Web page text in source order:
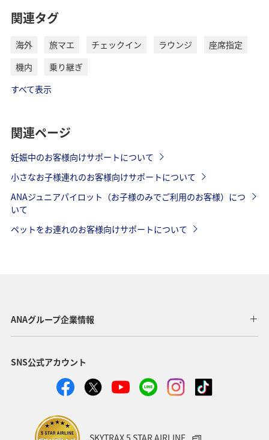
関連タグ
海外 旅マエ チェックイン ラウンジ
座席指定
機内
乗り継ぎ
すべて表示
関連ページ
妊娠中のお客様向けサポートについて
小さなお子様連れのお客様向けサポートについて
ANAジュニアパイロット（お子様のみでご利用のお客様）につ
いて
ペットをお連れのお客様向けサポートについて
ANAグループ企業情報
SNS公式アカウント
SKYTRAX 5 STAR AIRLINE